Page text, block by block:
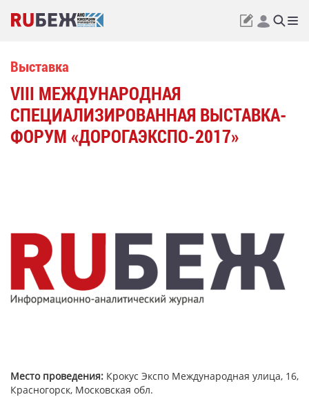
Выставка
VIII МЕЖДУНАРОДНАЯ
СПЕЦИАЛИЗИРОВАННАЯ ВЫСТАВКА-
ФОРУМ «ДОРОГАЭКСПО-2017»
Место проведения: Крокус Экспо Международная улица, 16,
Красногорск, Московская обл.